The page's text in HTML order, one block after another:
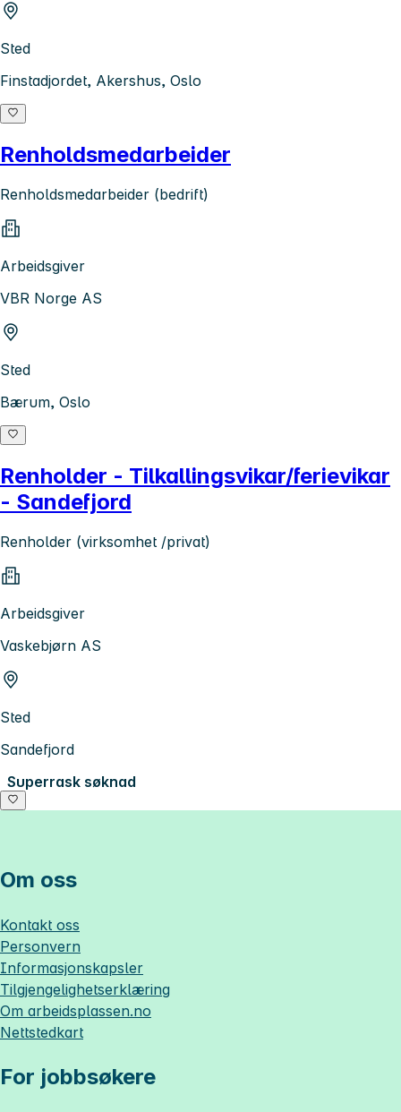
Sted
Finstadjordet, Akershus, Oslo
Renholdsmedarbeider
Renholdsmedarbeider (bedrift)
Arbeidsgiver
VBR Norge AS
Sted
Bærum, Oslo
Renholder - Tilkallingsvikar/ferievikar
- Sandefjord
Renholder (virksomhet /privat)
Arbeidsgiver
Vaskebjørn AS
Sted
Sandefjord
Superrask søknad
Om oss
Kontakt oss
Personvern
Informasjonskapsler
Tilgjengelighetserklæring
Om arbeidsplassen.no
Nettstedkart
For jobbsøkere